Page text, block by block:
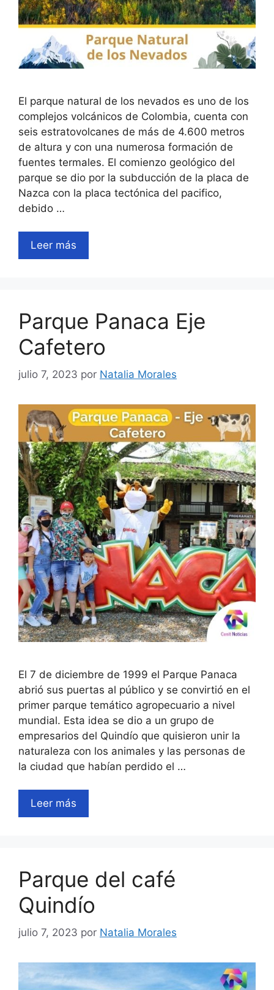
El parque natural de los nevados es uno de los
complejos volcánicos de Colombia, cuenta con
seis estratovolcanes de más de 4.600 metros
de altura y con una numerosa formación de
fuentes termales. El comienzo geológico del
parque se dio por la subducción de la placa de
Nazca con la placa tectónica del pacifico,
debido …
Leer más
Parque Panaca Eje
Cafetero
julio 7, 2023 por Natalia Morales
El 7 de diciembre de 1999 el Parque Panaca
abrió sus puertas al público y se convirtió en el
primer parque temático agropecuario a nivel
mundial. Esta idea se dio a un grupo de
empresarios del Quindío que quisieron unir la
naturaleza con los animales y las personas de
la ciudad que habían perdido el …
Leer más
Parque del café
Quindío
julio 7, 2023 por Natalia Morales